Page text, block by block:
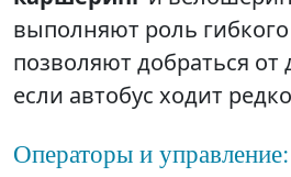
выполняют роль
позволяют добраться от
если автобус ходит
Операторы и